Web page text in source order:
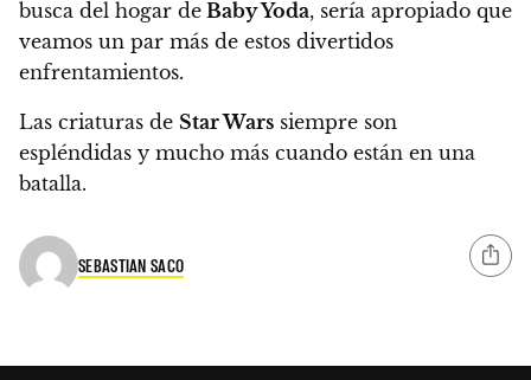
busca del hogar de Baby Yoda, sería apropiado que
veamos un par más de estos divertidos
enfrentamientos.
Las criaturas de Star Wars siempre son
espléndidas y mucho más cuando están en una
batalla.
SEBASTIAN SACO